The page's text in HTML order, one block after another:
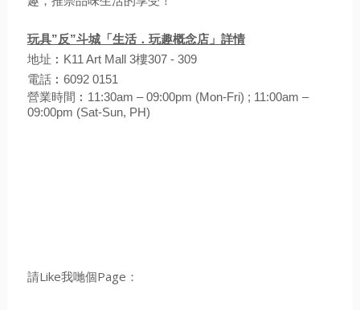
玩具”反”斗城「生活．玩趣概念店」詳情
地址︰K11 Art Mall 3樓307 - 309
電話︰6092 0151
營業時間︰11:30am – 09:00pm (Mon-Fri) ; 11:00am –
09:00pm (Sat-Sun, PH)
請Like我哋個Page：